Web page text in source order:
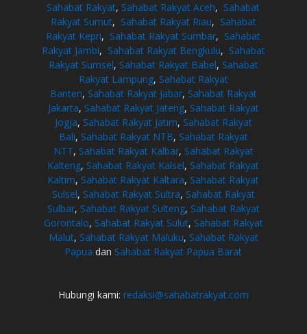
Sahabat Rakyat, Sahabat Rakyat Aceh, Sahabat
Rakyat Sumut, Sahabat Rakyat Riau, Sahabat
Rakyat Kepri, Sahabat Rakyat Sumbar, Sahabat
Rakyat Jambi, Sahabat Rakyat Bengkulu, Sahabat
Rakyat Sumsel, Sahabat Rakyat Babel, Sahabat
Rakyat Lampung, Sahabat Rakyat
Banten, Sahabat Rakyat Jabar, Sahabat Rakyat
Jakarta, Sahabat Rakyat Jateng, Sahabat Rakyat
Jogja, Sahabat Rakyat Jatim, Sahabat Rakyat
Bali, Sahabat Rakyat NTB, Sahabat Rakyat
NTT, Sahabat Rakyat Kalbar, Sahabat Rakyat
Kalteng, Sahabat Rakyat Kalsel, Sahabat Rakyat
Kaltim, Sahabat Rakyat Kaltara, Sahabat Rakyat
Sulsel, Sahabat Rakyat Sultra, Sahabat Rakyat
Sulbar, Sahabat Rakyat Sulteng, Sahabat Rakyat
Gorontalo, Sahabat Rakyat Sulut, Sahabat Rakyat
Malut, Sahabat Rakyat Maluku, Sahabat Rakyat
Papua dan Sahabat Rakyat Papua Barat
Hubungi kami: redaksi@sahabatrakyat.com